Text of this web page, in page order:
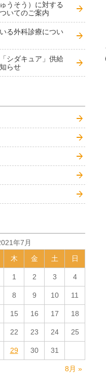
うそう）に対する
いてのご案内
る外科診療につい
シダキュア」供給
らせ
年7月
木 金 土 日
8月 »
1 2 3 4
8 9 10 11
15 16 17 18
22 23 24 25
29 30 31